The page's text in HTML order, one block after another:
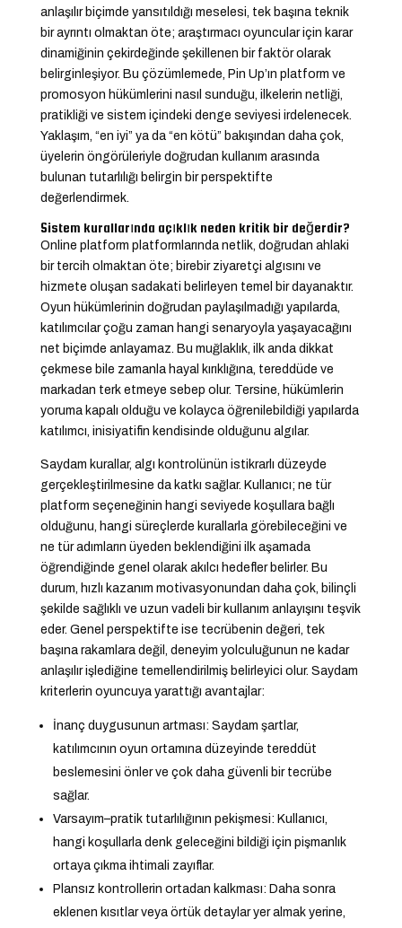
anlaşılır biçimde yansıtıldığı meselesi, tek başına teknik
bir ayrıntı olmaktan öte; araştırmacı oyuncular için karar
dinamiğinin çekirdeğinde şekillenen bir faktör olarak
belirginleşiyor. Bu çözümlemede, Pin Up’ın platform ve
promosyon hükümlerini nasıl sunduğu, ilkelerin netliği,
pratikliği ve sistem içindeki denge seviyesi irdelenecek.
Yaklaşım, “en iyi” ya da “en kötü” bakışından daha çok,
üyelerin öngörüleriyle doğrudan kullanım arasında
bulunan tutarlılığı belirgin bir perspektifte
değerlendirmek.
Sistem kurallarında açıklık neden kritik bir değerdir?
Online platform platformlarında netlik, doğrudan ahlaki
bir tercih olmaktan öte; birebir ziyaretçi algısını ve
hizmete oluşan sadakati belirleyen temel bir dayanaktır.
Oyun hükümlerinin doğrudan paylaşılmadığı yapılarda,
katılımcılar çoğu zaman hangi senaryoyla yaşayacağını
net biçimde anlayamaz. Bu muğlaklık, ilk anda dikkat
çekmese bile zamanla hayal kırıklığına, tereddüde ve
markadan terk etmeye sebep olur. Tersine, hükümlerin
yoruma kapalı olduğu ve kolayca öğrenilebildiği yapılarda
katılımcı, inisiyatifin kendisinde olduğunu algılar.
Saydam kurallar, algı kontrolünün istikrarlı düzeyde
gerçekleştirilmesine da katkı sağlar. Kullanıcı; ne tür
platform seçeneğinin hangi seviyede koşullara bağlı
olduğunu, hangi süreçlerde kurallarla görebileceğini ve
ne tür adımların üyeden beklendiğini ilk aşamada
öğrendiğinde genel olarak akılcı hedefler belirler. Bu
durum, hızlı kazanım motivasyonundan daha çok, bilinçli
şekilde sağlıklı ve uzun vadeli bir kullanım anlayışını teşvik
eder. Genel perspektifte ise tecrübenin değeri, tek
başına rakamlara değil, deneyim yolculuğunun ne kadar
anlaşılır işlediğine temellendirilmiş belirleyici olur. Saydam
kriterlerin oyuncuya yarattığı avantajlar:
İnanç duygusunun artması: Saydam şartlar,
katılımcının oyun ortamına düzeyinde tereddüt
beslemesini önler ve çok daha güvenli bir tecrübe
sağlar.
Varsayım–pratik tutarlılığının pekişmesi: Kullanıcı,
hangi koşullarla denk geleceğini bildiği için pişmanlık
ortaya çıkma ihtimali zayıflar.
Plansız kontrollerin ortadan kalkması: Daha sonra
eklenen kısıtlar veya örtük detaylar yer almak yerine,